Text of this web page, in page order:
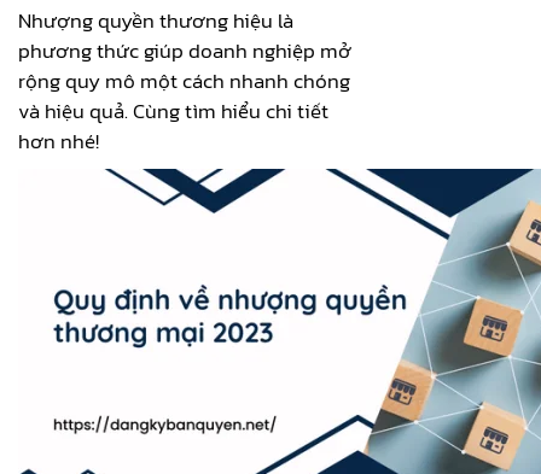
Nhượng quyền thương hiệu là
phương thức giúp doanh nghiệp mở
rộng quy mô một cách nhanh chóng
và hiệu quả. Cùng tìm hiểu chi tiết
hơn nhé!